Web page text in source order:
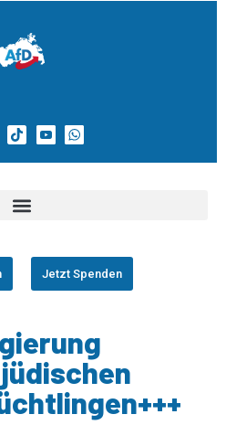
Jetzt Spenden